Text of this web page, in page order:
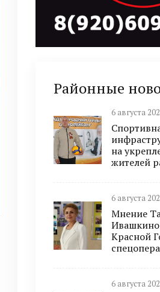
Районные
6 августа
на
жителей
6 августа
Мнение
Красной
6 августа